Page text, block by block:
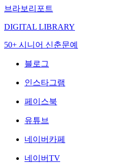
브라보리포트
DIGITAL LIBRARY
50+ 시니어 신춘문예
블로그
인스타그램
페이스북
유튜브
네이버카페
네이버TV